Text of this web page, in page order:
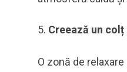
Creează un
O zonă de